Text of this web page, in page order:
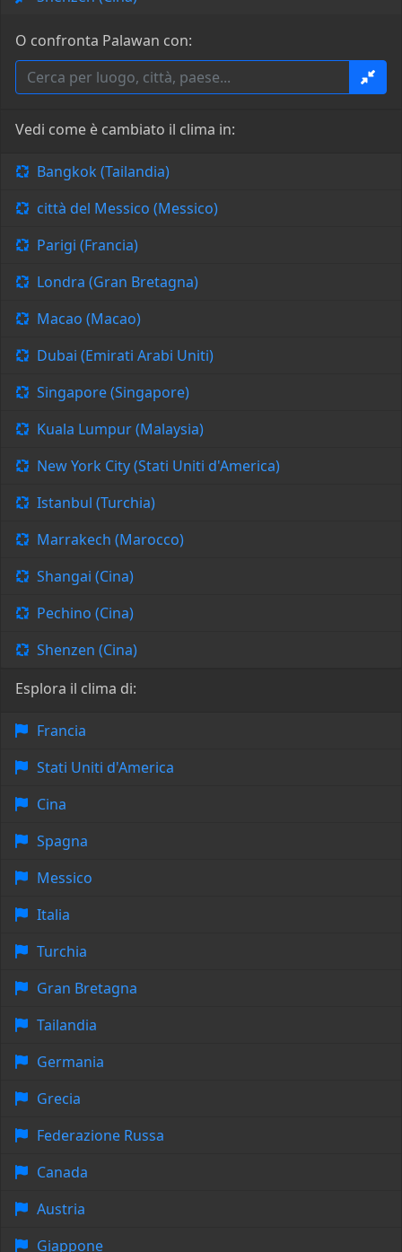
O confronta Palawan con:
Vedi come è cambiato il clima in:
Bangkok (Tailandia)
città del Messico (Messico)
Parigi (Francia)
Londra (Gran Bretagna)
Macao (Macao)
Dubai (Emirati Arabi Uniti)
Singapore (Singapore)
Kuala Lumpur (Malaysia)
New York City (Stati Uniti d'America)
Istanbul (Turchia)
Marrakech (Marocco)
Shangai (Cina)
Pechino (Cina)
Shenzen (Cina)
Esplora il clima di:
Francia
Stati Uniti d'America
Cina
Spagna
Messico
Italia
Turchia
Gran Bretagna
Tailandia
Germania
Grecia
Federazione Russa
Canada
Austria
Giappone